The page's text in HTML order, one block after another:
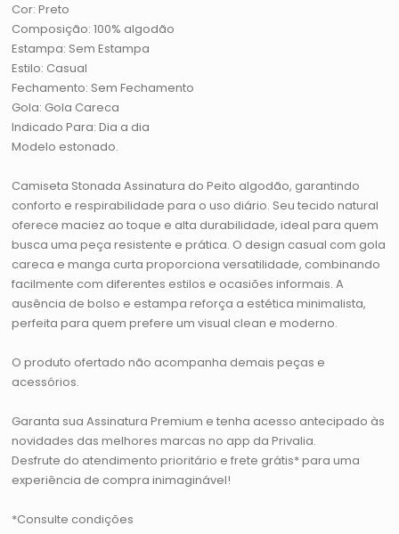
Cor: Preto
Composição: 100% algodão
Estampa: Sem Estampa
Estilo: Casual
Fechamento: Sem Fechamento
Gola: Gola Careca
Indicado Para: Dia a dia
Modelo estonado.
Camiseta Stonada Assinatura do Peito algodão, garantindo
conforto e respirabilidade para o uso diário. Seu tecido natural
oferece maciez ao toque e alta durabilidade, ideal para quem
busca uma peça resistente e prática. O design casual com gola
careca e manga curta proporciona versatilidade, combinando
facilmente com diferentes estilos e ocasiões informais. A
ausência de bolso e estampa reforça a estética minimalista,
perfeita para quem prefere um visual clean e moderno.
O produto ofertado não acompanha demais peças e
acessórios.
Garanta sua Assinatura Premium e tenha acesso antecipado às
novidades das melhores marcas no app da Privalia.
Desfrute do atendimento prioritário e frete grátis* para uma
experiência de compra inimaginável!
*Consulte condições